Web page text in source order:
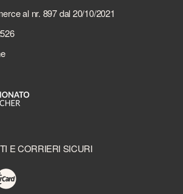
al nr. 897 dal 20/10/2021
E CORRIERI SICURI